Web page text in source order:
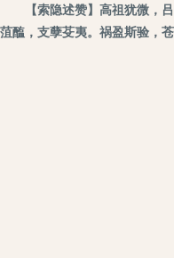
【索隐述赞】高祖犹微，
菹醢，支孽芟夷。祸盈斯验，苍